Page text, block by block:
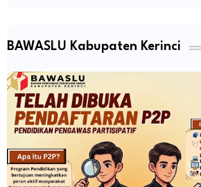
BAWASLU Kabupaten Kerinci